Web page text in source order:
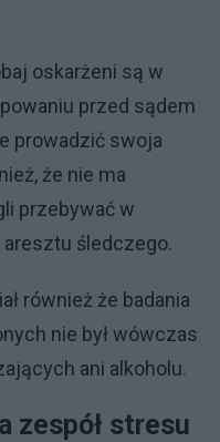
oskarżeni są w
przed sądem
prowadzić swoja
że nie ma
przebywać w
aresztu śledczego.
również że badania
nie był wówczas
ani alkoholu.
zespół stresu